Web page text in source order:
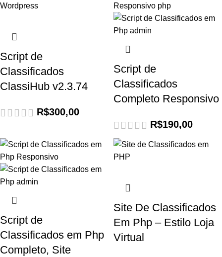
Script de
Classificados
ClassiHub v2.3.74
R$300,00
Script de
Classificados
Completo Responsivo
R$190,00
Script de
Classificados em Php
Completo, Site
Site De Classificados
Em Php – Estilo Loja
Virtual